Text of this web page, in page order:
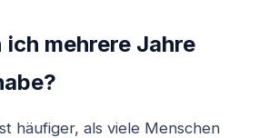
ich mehrere Jahre
häufiger, als viele Menschen